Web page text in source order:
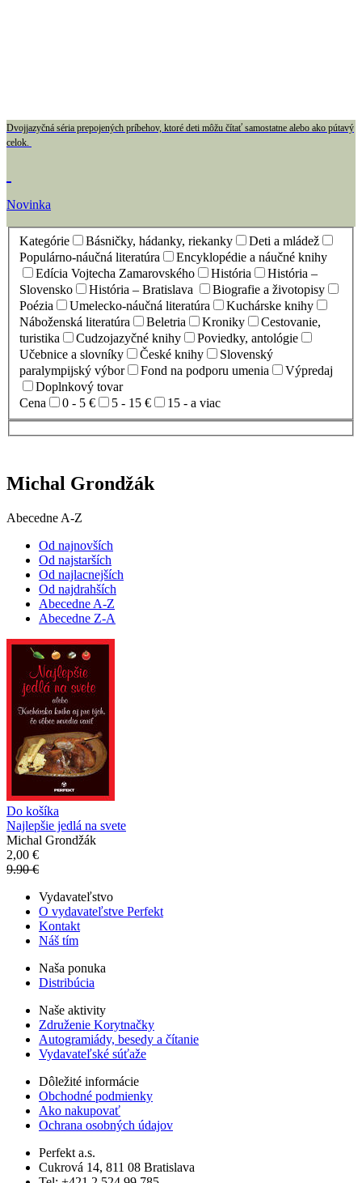
Dvojjazyčná séria prepojených príbehov, ktoré deti môžu čítať samostatne alebo ako pútavý
celok.
Novinka
Kategórie Básničky, hádanky, riekanky
Deti a mládež
Populárno-náučná literatúra
Encyklopédie a náučné knihy
Edícia Vojtecha Zamarovského
História
História –
Slovensko
História – Bratislava
Biografie a životopisy
Poézia
Umelecko-náučná literatúra
Kuchárske knihy
Náboženská literatúra
Beletria Kroniky
Cestovanie,
turistika
Cudzojazyčné knihy
Poviedky, antológie
Učebnice a slovníky
České knihy
Slovenský
paralympijský výbor
Fond na podporu umenia
Výpredaj
Doplnkový tovar
Cena
0 - 5 € 5 - 15 € 15 - a viac
Michal Grondžák
Abecedne A-Z
Od najnovších
Od najstarších
Od najlacnejších
Od najdrahších
Abecedne A-Z
Abecedne Z-A
Do košíka
Najlepšie jedlá na svete
Michal Grondžák
2,00 €
9.90 €
Vydavateľstvo
O vydavateľstve Perfekt
Kontakt
Náš tím
Naša ponuka
Distribúcia
Naše aktivity
Združenie Korytnačky
Autogramiády, besedy a čítanie
Vydavateľské súťaže
Dôležité informácie
Obchodné podmienky
Ako nakupovať
Ochrana osobných údajov
Perfekt a.s.
Cukrová 14, 811 08 Bratislava